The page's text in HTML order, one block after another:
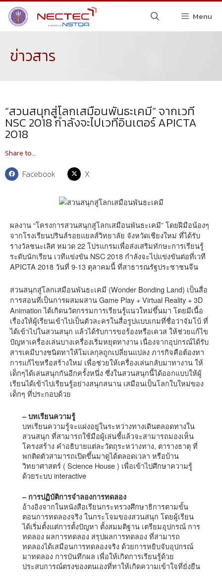
Menu
ข่าวสาร
“สวนสนุกสู่โลกเสมือนพันธะเคมี” จากเวที
NSC 2018 กำลังจะไปเวทีอินเตอร์ APICTA
2018
Share to...
Facebook X
ผลงาน “โครงการสวนสนุกสู่โลกเสมือนพันธะเคมี” โดยฝีมือน้องๆ
จากโรงเรียนปรินส์รอยแยลส์วิทยาลัย จังหวัดเชียงใหม่ ที่ได้รับ
รางวัลชนะเลิศ หมวด 22 โปรแกรมเพื่อส่งเสริมทักษะการเรียนรู้
ระดับนักเรียน เวทีแข่งขัน NSC 2018 กำลังจะไปแข่งขันต่อที่เวที
APICTA 2018 วันที่ 9-13 ตุลาคมนี้ ที่สาธารณรัฐประชาชนจีน
สวนสนุกสู่โลกเสมือนพันธะเคมี (Wonder Bonding Land) เป็นสื่อ
การสอนที่เป็นการผสมผสาน Game Play + Virtual Reality + 3D
Animation ได้เกิดนวัตกรรมการเรียนรู้แนวใหม่ขึ้นมา โดยมีเนื้อ
เรื่องให้ผู้เรียนเข้าไปเป็นตัวละครในสื่อรูปแบบเกมที่ชื่อว่าจัมโบ้ ที่
ได้เข้าไปในสวนสนุก แล้วได้รับการขอร้องหรือเควส ให้ช่วยแก้ไข
ปัญหาเครื่องเล่นบางเครื่องเริ่มหยุดทางาน เนื่องจากอุปกรณ์ได้รับ
สารเคมีบางชนิดทาให้โมเลกุลถูกเปลี่ยนแปลง ภารกิจคือต้องทา
การแก้ไขหรือสร้างใหม่ เพื่อช่วยให้เครื่องเล่นกลับมาทางาน ให้
เด็กๆได้เล่นสนุกกันอีกครั้งหนึ่ง ซึ่งในสวนสนุกนี้ได้ออกแบบให้ผู้
เรียนได้เข้าไปเรียนรู้อย่างสนุกสนาน เสมือนเป็นโลกใบใหม่ของ
เด็กๆ ที่ประกอบด้วย
– บทเรียนความรู้
บทเรียนความรู้จะแฝงอยู่ในระหว่างทางเดินตลอดทางใน
สวนสนุก ที่สามารถใช้มือผู้เล่นชี้แล้วจะสามารถมองเห็น
โครงสร้าง คำอธิบายแต่ละวัตถุระหว่างทาง, ตารางธาตุ ที่
พกติดตัวสามารถเปิดขึ้นมาดูได้ตลอดเวลา หรือบ้าน
วิทยาศาสตร์ ( Science House ) เพื่อเข้าไปศึกษาความรู้
ด้วยระบบ interactive
– การปฏิบัติการจำลองการทดลอง
อ้างอิงจากในหนังสือเรียนกระทรวงศึกษาธิการตามขั้น
ตอนการทดลองจริง ในกระโจมของสวนสนุก โดยผู้เรียน
ได้เริ่มตั้งแต่การตั้งปัญหา ตั้งสมมติฐาน เตรียมอุปกรณ์ การ
ทดลอง ผลการทดลอง สรุปผลการทดลอง ที่สามารถ
ทดลองได้เสมือนการทดลองจริง ด้วยการหยิบจับอุปกรณ์
มาทดลอง การบันทึกผล เพื่อให้เกิดการเรียนรู้ด้วย
ประสบการณ์ตรงของตนเองที่ทาให้เกิดความเข้าใจที่ยั่งยืน